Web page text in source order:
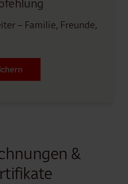
– Familie, Freunde,
&